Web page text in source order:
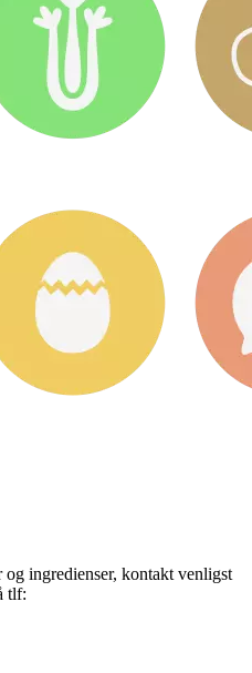
ingredienser, kontakt venligst
tlf: